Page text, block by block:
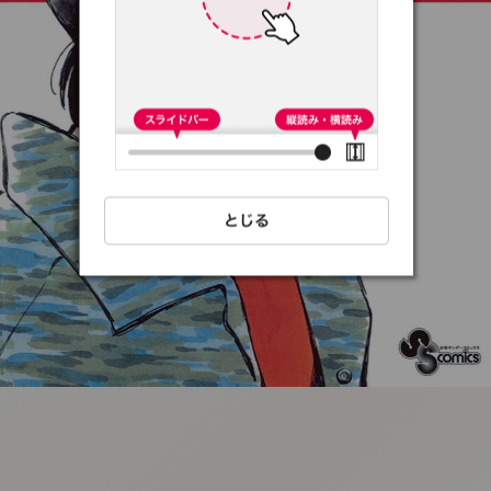
:692.15.692.44:t-
vnqp.lunrzsdszk.vn.oi